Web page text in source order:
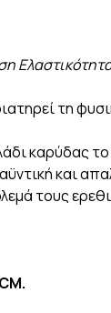
Ελαστ
τη
καρύδας
και
τους